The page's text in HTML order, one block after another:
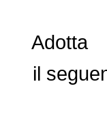
Adotta
il